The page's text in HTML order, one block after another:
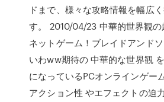
ドまで、様々な攻略情報を幅広
す。 2010/04/23 中華的世界観の
ネットゲーム！ブレイドアンド
いわww期待の 中華的な世界観
になっているPCオンラインゲー
アクション性 やエフェクトの迫